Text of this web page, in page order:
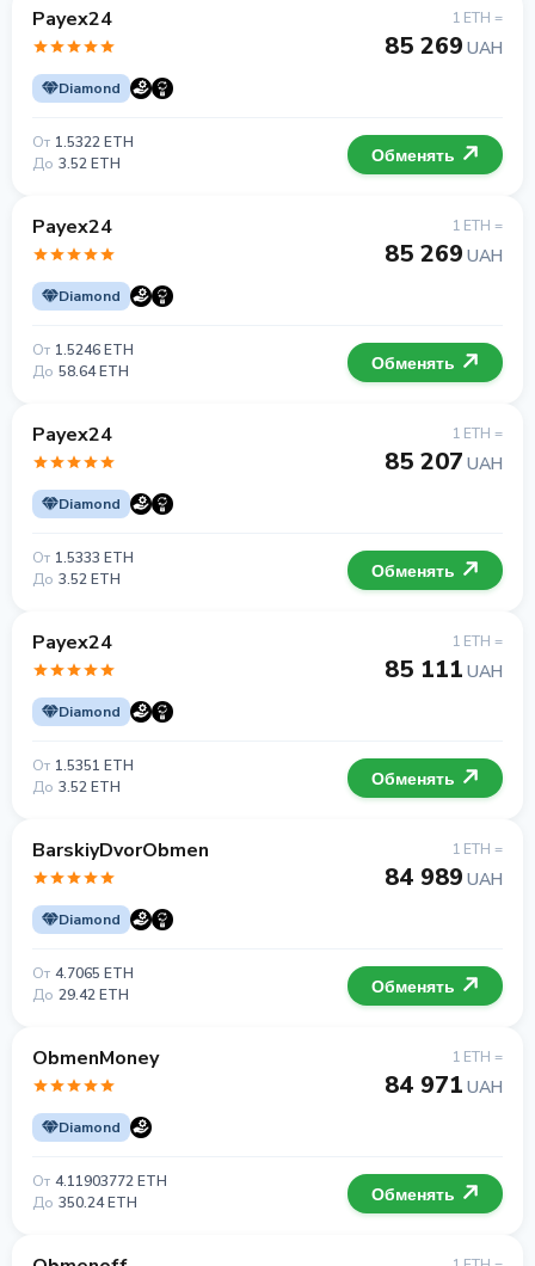
Payex24
Diamond
1 ETH =
85 269 UAH
От 1.5322 ETH
До 3.52 ETH Обменять
Payex24
Diamond
1 ETH =
85 269 UAH
От 1.5246 ETH
До 58.64 ETH Обменять
Payex24
Diamond
1 ETH =
85 207 UAH
От 1.5333 ETH
До 3.52 ETH Обменять
Payex24
Diamond
1 ETH =
85 111 UAH
От 1.5351 ETH
До 3.52 ETH Обменять
BarskiyDvorObmen
Diamond
1 ETH =
84 989 UAH
От 4.7065 ETH
До 29.42 ETH Обменять
ObmenMoney
Diamond
1 ETH =
84 971 UAH
От 4.11903772 ETH
До 350.24 ETH Обменять